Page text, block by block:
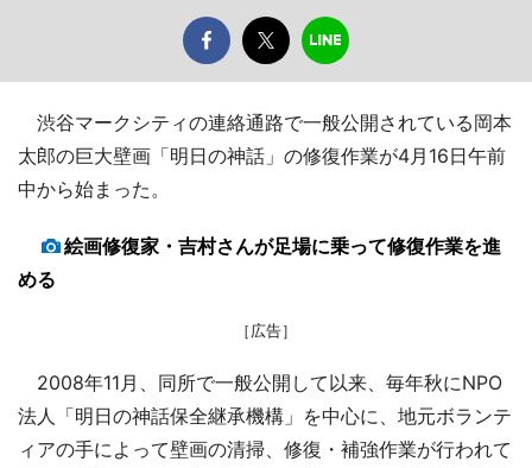
渋谷マークシティの連絡通路で一般公開されている岡本
太郎の巨大壁画「明日の神話」の修復作業が4月16日午前
中から始まった。
絵画修復家・吉村さんが足場に乗って修復作業を進
める
［広告］
2008年11月、同所で一般公開して以来、毎年秋にNPO
法人「明日の神話保全継承機構」を中心に、地元ボランテ
ィアの手によって壁画の清掃、修復・補強作業が行われて